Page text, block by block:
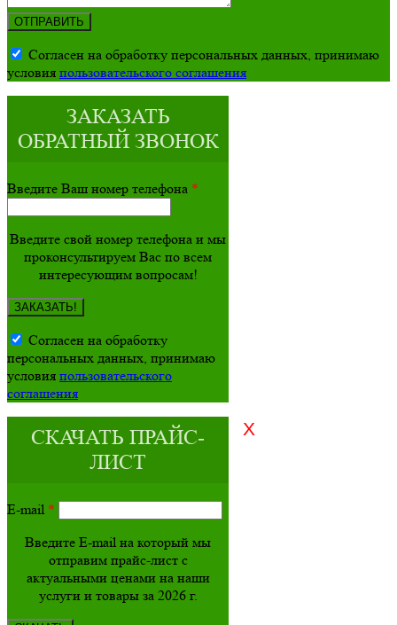
ОТПРАВИТЬ
Согласен на обработку персональных данных, принимаю
условия пользовательского соглашения
ЗАКАЗАТЬ
ОБРАТНЫЙ ЗВОНОК
Введите Ваш номер телефона *
Введите свой номер телефона и мы
проконсультируем Вас по всем
интересующим вопросам!
ЗАКАЗАТЬ!
Согласен на обработку
персональных данных, принимаю
условия пользовательского
соглашения
X
СКАЧАТЬ ПРАЙС-
ЛИСТ
E-mail *
Введите E-mail на который мы
отправим прайс-лист с
актуальными ценами на наши
услуги и товары за 2026 г.